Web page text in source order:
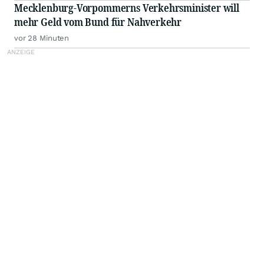
Mecklenburg-Vorpommerns Verkehrsminister will
mehr Geld vom Bund für Nahverkehr
vor 28 Minuten